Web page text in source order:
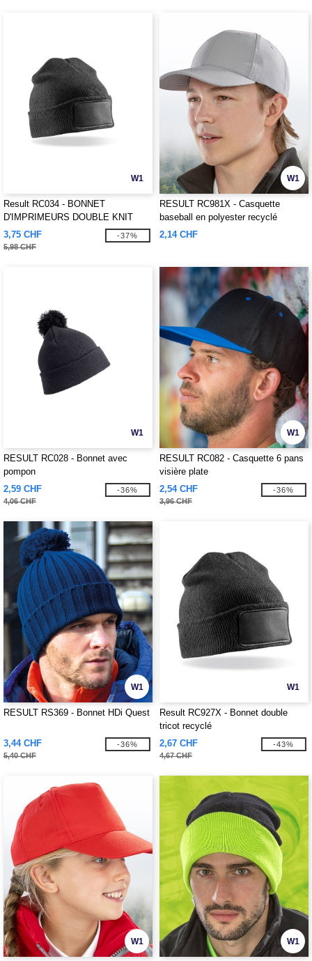
W1
Result RC034 - BONNET
D'IMPRIMEURS DOUBLE KNIT
THINSULATE™
3,75 CHF
5,98 CHF
-37%
W1
RESULT RC981X - Casquette
baseball en polyester recyclé
2,14 CHF
W1
RESULT RC028 - Bonnet avec
pompon
2,59 CHF
4,06 CHF
-36%
W1
RESULT RC082 - Casquette 6 pans
visière plate
2,54 CHF
3,96 CHF
-36%
W1
RESULT RS369 - Bonnet HDi Quest
3,44 CHF
5,40 CHF
-36%
W1
Result RC927X - Bonnet double
tricot recyclé
2,67 CHF
4,67 CHF
-43%
W1 W1